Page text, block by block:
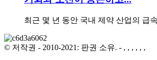
최근 몇 년 동안 국내 제약 산업의 급
© 저작권 - 2010-2021: 판권 소유. - , , , , , ,